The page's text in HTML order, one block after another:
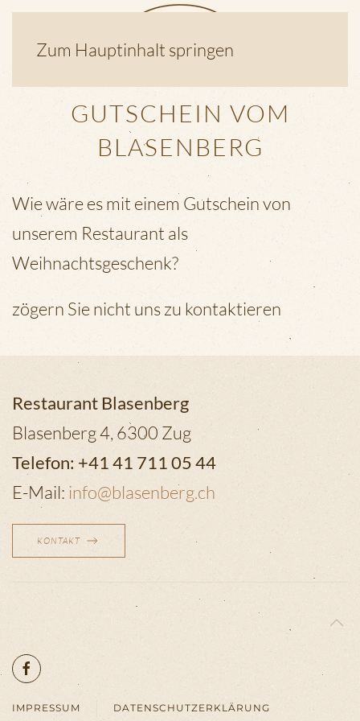
Zum Hauptinhalt springen
GUTSCHEIN VOM
BLASENBERG
Wie wäre es mit einem Gutschein von
unserem Restaurant als
Weihnachtsgeschenk?
zögern Sie nicht uns zu kontaktieren
Restaurant Blasenberg
Blasenberg 4, 6300 Zug
Telefon: +41 41 711 05 44
E-Mail: info@blasenberg.ch
KONTAKT
IMPRESSUM DATENSCHUTZERKLÄRUNG